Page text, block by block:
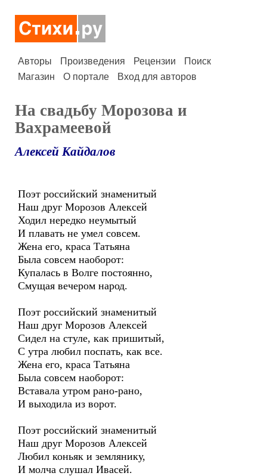
Авторы Произведения Рецензии
Поиск
Магазин
О портале Вход для авторов
На свадьбу Морозова и
Вахрамеевой
Алексей Кайдалов
Поэт российский знаменитый
Наш друг Морозов Алексей
Ходил нередко неумытый
И плавать не умел совсем.
Жена его, краса Татьяна
Была совсем наоборот:
Купалась в Волге постоянно,
Смущая вечером народ.
Поэт российский знаменитый
Наш друг Морозов Алексей
Сидел на стуле, как пришитый,
С утра любил поспать, как все.
Жена его, краса Татьяна
Была совсем наоборот:
Вставала утром рано-рано,
И выходила из ворот.
Поэт российский знаменитый
Наш друг Морозов Алексей
Любил коньяк и землянику,
И молча слушал Ивасей.